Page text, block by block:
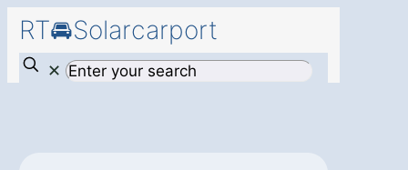
RT🚘Solarcarport
✕